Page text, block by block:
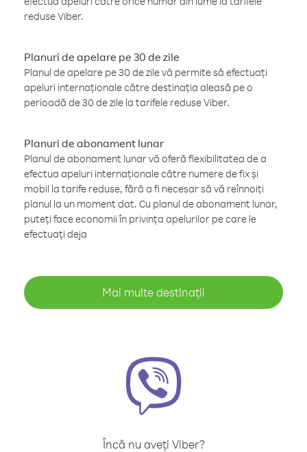
reduse Viber.
Planuri de apelare pe 30 de zile
Planul de apelare pe 30 de zile vă permite să efectuați
apeluri internaționale către destinația aleasă pe o
perioadă de 30 de zile la tarifele reduse Viber.
Planuri de abonament lunar
Planul de abonament lunar vă oferă flexibilitatea de a
efectua apeluri internaționale către numere de fix și
mobil la tarife reduse, fără a fi necesar să vă reînnoiți
planul la un moment dat. Cu planul de abonament lunar,
puteți face economii în privința apelurilor pe care le
efectuați deja
Mai multe destinații
Încă nu aveți Viber?